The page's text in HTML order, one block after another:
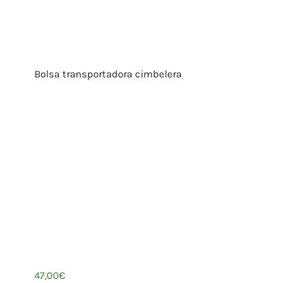
Bolsa transportadora cimbelera
47,00€